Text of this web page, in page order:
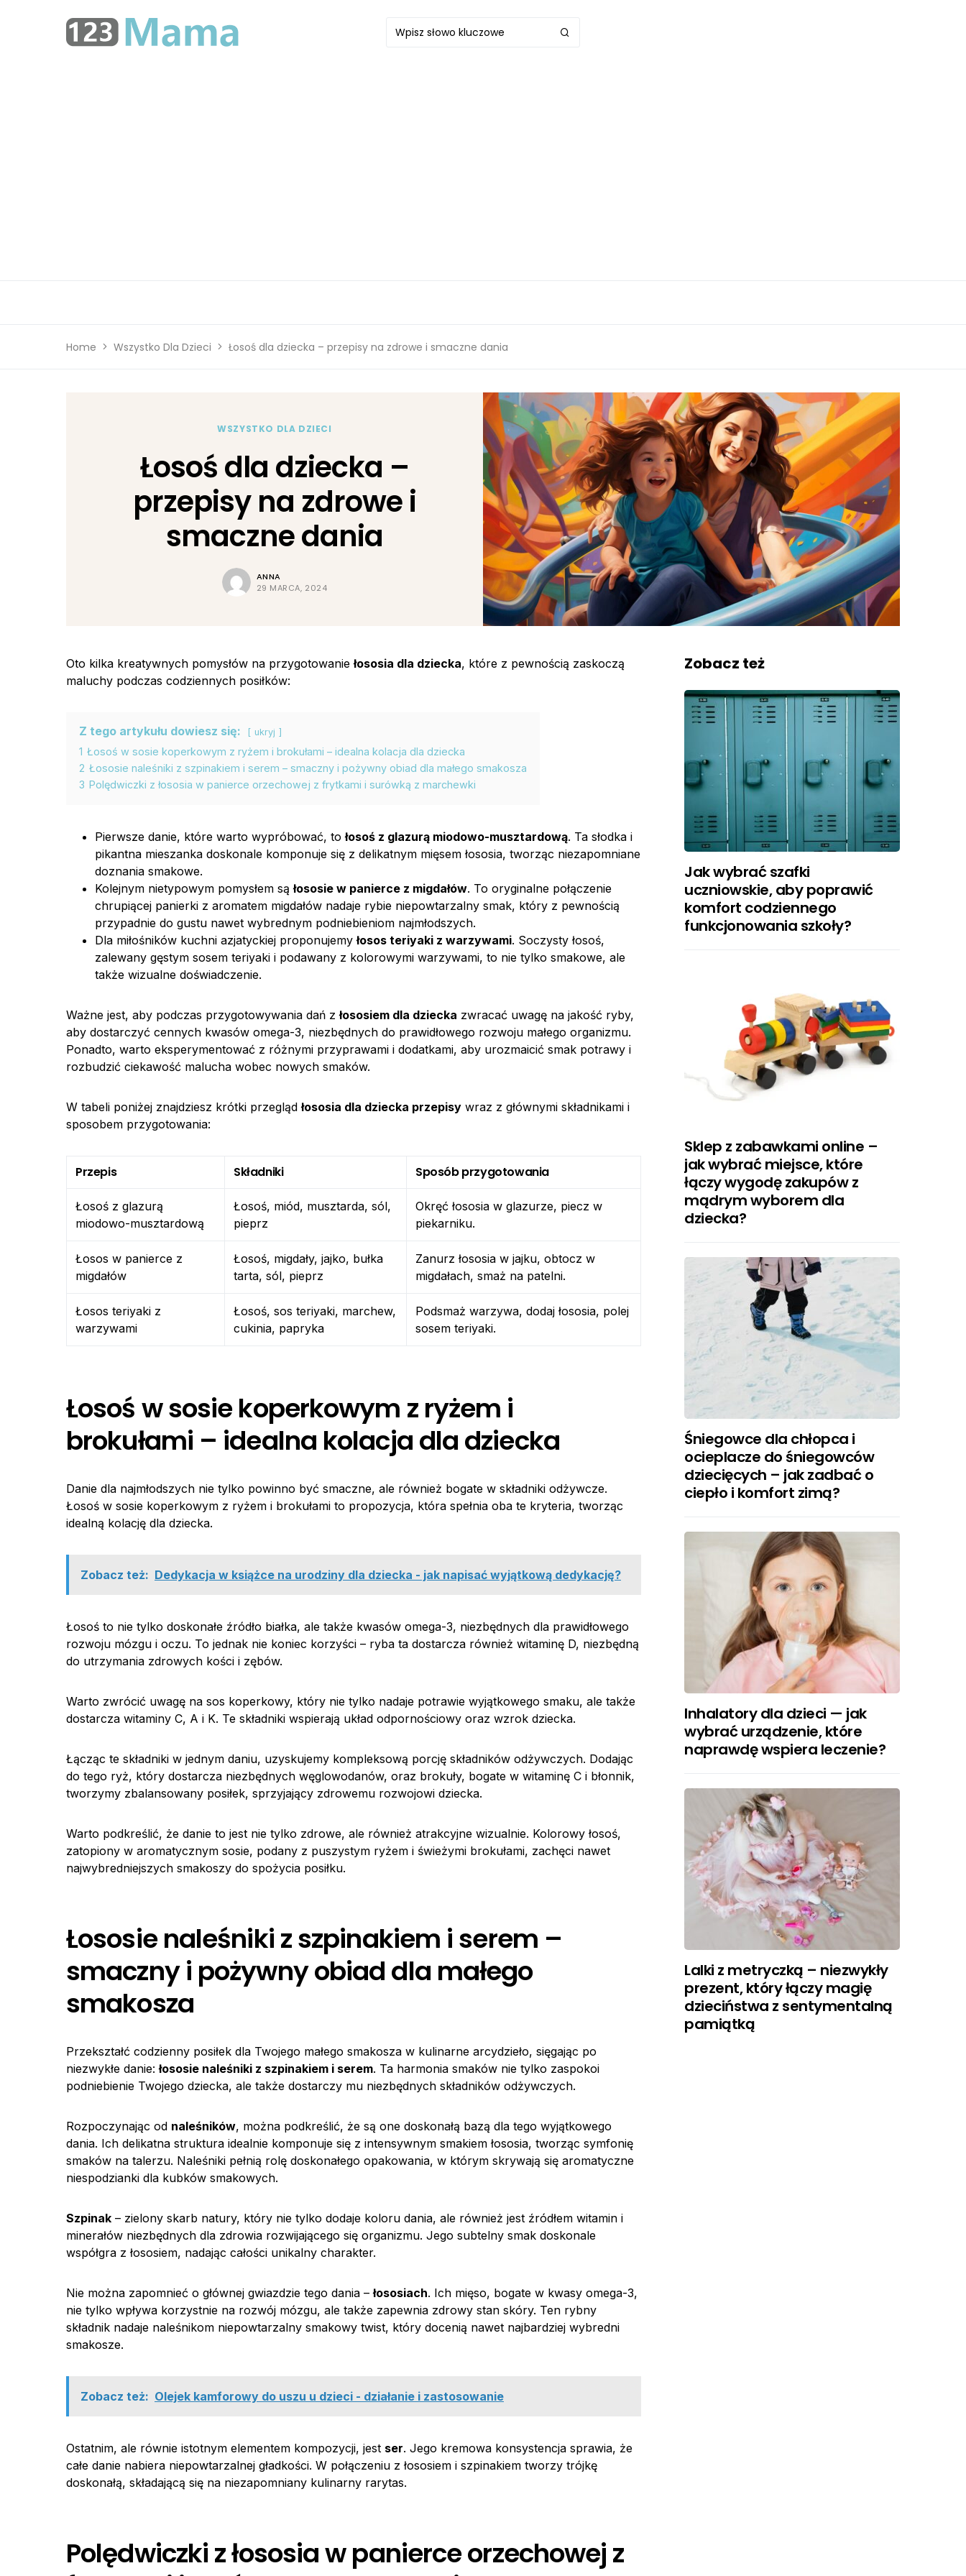
Home Wszystko Dla Dzieci Łosoś dla dziecka – przepisy na zdrowe i smaczne dania
WSZYSTKO DLA DZIECI
Łosoś dla dziecka –
przepisy na zdrowe i
smaczne dania
ANNA
29 MARCA, 2024
Oto kilka kreatywnych pomysłów na przygotowaniełososia dla dziecka, które z pewnością zaskoczą
maluchy podczas codziennych posiłków:
Z tego artykułu dowiesz się: ukryj
1 Łosoś w sosie koperkowym z ryżem i brokułami – idealna kolacja dla dziecka
2 Łososie naleśniki z szpinakiem i serem – smaczny i pożywny obiad dla małego smakosza
3 Polędwiczki z łososia w panierce orzechowej z frytkami i surówką z marchewki
Pierwsze danie, które warto wypróbować, tołosoś z glazurą miodowo-musztardową. Ta słodka i
pikantna mieszanka doskonale komponuje się z delikatnym mięsem łososia, tworząc niezapomniane
doznania smakowe.
Kolejnym nietypowym pomysłem sąłososie w panierce z migdałów. To oryginalne połączenie
chrupiącej panierki z aromatem migdałów nadaje rybie niepowtarzalny smak, który z pewnością
przypadnie do gustu nawet wybrednym podniebieniom najmłodszych.
Dla miłośników kuchni azjatyckiej proponujemyłosos teriyaki z warzywami. Soczysty łosoś,
zalewany gęstym sosem teriyaki i podawany z kolorowymi warzywami, to nie tylko smakowe, ale
także wizualne doświadczenie.
Ważne jest, aby podczas przygotowywania dań złososiem dla dziecka zwracać uwagę na jakość ryby,
aby dostarczyć cennych kwasów omega-3, niezbędnych do prawidłowego rozwoju małego organizmu.
Ponadto, warto eksperymentować z różnymi przyprawami i dodatkami, aby urozmaicić smak potrawy i
rozbudzić ciekawość malucha wobec nowych smaków.
W tabeli poniżej znajdziesz krótki przeglądłososia dla dziecka przepisy wraz z głównymi składnikami i
sposobem przygotowania:
Przepis Składniki Sposób przygotowania
Łosoś z glazurą
miodowo-musztardową
Łosoś, miód, musztarda, sól,
pieprz
Okręć łososia w glazurze, piecz w
piekarniku.
Łosos w panierce z
migdałów
Łosoś, migdały, jajko, bułka
tarta, sól, pieprz
Zanurz łososia w jajku, obtocz w
migdałach, smaż na patelni.
Łosos teriyaki z
warzywami
Łosoś, sos teriyaki, marchew,
cukinia, papryka
Podsmaż warzywa, dodaj łososia, polej
sosem teriyaki.
Łosoś w sosie koperkowym z ryżem i
brokułami – idealna kolacja dla dziecka
Danie dla najmłodszych nie tylko powinno być smaczne, ale również bogate w składniki odżywcze.
Łosoś w sosie koperkowym z ryżem i brokułami to propozycja, która spełnia oba te kryteria, tworząc
idealną kolację dla dziecka.
Zobacz też: Dedykacja w książce na urodziny dla dziecka - jak napisać wyjątkową dedykację?
Łosoś to nie tylko doskonałe źródło białka, ale także kwasów omega-3, niezbędnych dla prawidłowego
rozwoju mózgu i oczu. To jednak nie koniec korzyści – ryba ta dostarcza również witaminę D, niezbędną
do utrzymania zdrowych kości i zębów.
Warto zwrócić uwagę na sos koperkowy, który nie tylko nadaje potrawie wyjątkowego smaku, ale także
dostarcza witaminy C, A i K. Te składniki wspierają układ odpornościowy oraz wzrok dziecka.
Łącząc te składniki w jednym daniu, uzyskujemy kompleksową porcję składników odżywczych. Dodając
do tego ryż, który dostarcza niezbędnych węglowodanów, oraz brokuły, bogate w witaminę C i błonnik,
tworzymy zbalansowany posiłek, sprzyjający zdrowemu rozwojowi dziecka.
Warto podkreślić, że danie to jest nie tylko zdrowe, ale również atrakcyjne wizualnie. Kolorowy łosoś,
zatopiony w aromatycznym sosie, podany z puszystym ryżem i świeżymi brokułami, zachęci nawet
najwybredniejszych smakoszy do spożycia posiłku.
Łososie naleśniki z szpinakiem i serem –
smaczny i pożywny obiad dla małego
smakosza
Przekształć codzienny posiłek dla Twojego małego smakosza w kulinarne arcydzieło, sięgając po
niezwykłe danie:łososie naleśniki z szpinakiem i serem. Ta harmonia smaków nie tylko zaspokoi
podniebienie Twojego dziecka, ale także dostarczy mu niezbędnych składników odżywczych.
Rozpoczynając od naleśników, można podkreślić, że są one doskonałą bazą dla tego wyjątkowego
dania. Ich delikatna struktura idealnie komponuje się z intensywnym smakiem łososia, tworząc symfonię
smaków na talerzu. Naleśniki pełnią rolę doskonałego opakowania, w którym skrywają się aromatyczne
niespodzianki dla kubków smakowych.
Szpinak – zielony skarb natury, który nie tylko dodaje koloru dania, ale również jest źródłem witamin i
minerałów niezbędnych dla zdrowia rozwijającego się organizmu. Jego subtelny smak doskonale
współgra z łososiem, nadając całości unikalny charakter.
Nie można zapomnieć o głównej gwiazdzie tego dania –łososiach. Ich mięso, bogate w kwasy omega-3,
nie tylko wpływa korzystnie na rozwój mózgu, ale także zapewnia zdrowy stan skóry. Ten rybny
składnik nadaje naleśnikom niepowtarzalny smakowy twist, który docenią nawet najbardziej wybredni
smakosze.
Zobacz też: Olejek kamforowy do uszu u dzieci - działanie i zastosowanie
Ostatnim, ale równie istotnym elementem kompozycji, jest ser. Jego kremowa konsystencja sprawia, że
całe danie nabiera niepowtarzalnej gładkości. W połączeniu z łososiem i szpinakiem tworzy trójkę
doskonałą, składającą się na niezapomniany kulinarny rarytas.
Polędwiczki z łososia w panierce orzechowej z
Zobacz też
Jak wybrać szafki
uczniowskie, aby poprawić
komfort codziennego
funkcjonowania szkoły?
Sklep z zabawkami online –
jak wybrać miejsce, które
łączy wygodę zakupów z
mądrym wyborem dla
dziecka?
Śniegowce dla chłopca i
ocieplacze do śniegowców
dziecięcych – jak zadbać o
ciepło i komfort zimą?
Inhalatory dla dzieci — jak
wybrać urządzenie, które
naprawdę wspiera leczenie?
Lalki z metryczką – niezwykły
prezent, który łączy magię
dzieciństwa z sentymentalną
pamiątką